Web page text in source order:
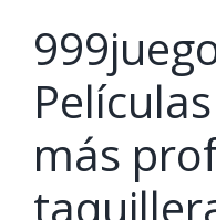
más